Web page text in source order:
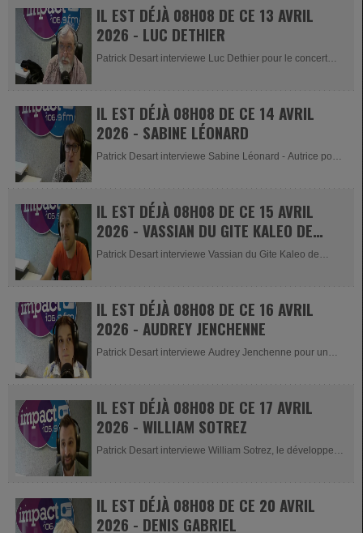
IL EST DÉJÀ 08H08 DE CE 13 AVRIL
2026 - LUC DETHIER
Patrick Desart interviewe Luc Dethier pour le concert
IL EST DÉJÀ 08H08 DE CE 14 AVRIL
2026 - SABINE LÉONARD
Patrick Desart interviewe Sabine Léonard - Autrice pour
IL EST DÉJÀ 08H08 DE CE 15 AVRIL
2026 - VASSIAN DU GITE KALEO DE
WANNE ET MAXIME
Patrick Desart interviewe Vassian du Gite Kaleo de
IL EST DÉJÀ 08H08 DE CE 16 AVRIL
2026 - AUDREY JENCHENNE
Patrick Desart interviewe Audrey Jenchenne pour un
IL EST DÉJÀ 08H08 DE CE 17 AVRIL
2026 - WILLIAM SOTREZ
Patrick Desart interviewe William Sotrez, le développeur
IL EST DÉJÀ 08H08 DE CE 20 AVRIL
2026 - DENIS GABRIEL